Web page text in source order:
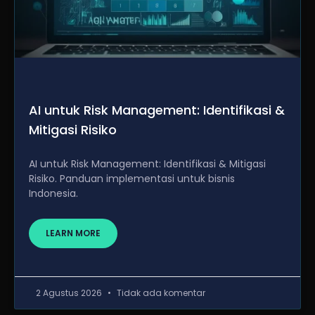
AI untuk Risk Management: Identifikasi &
Mitigasi Risiko
AI untuk Risk Management: Identifikasi & Mitigasi
Risiko. Panduan implementasi untuk bisnis
Indonesia.
LEARN MORE
2 Agustus 2026 Tidak ada komentar